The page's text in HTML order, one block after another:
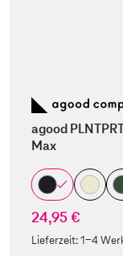
agood
Max
24,95 €
Lieferzeit:1-4